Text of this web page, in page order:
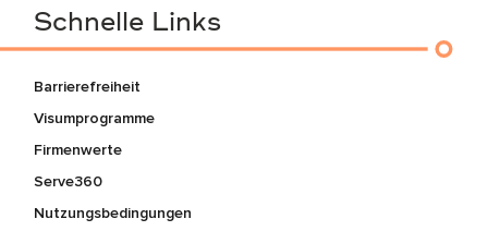
Schnelle Links
Barrierefreiheit
Visumprogramme
Firmenwerte
Serve360
Nutzungsbedingungen